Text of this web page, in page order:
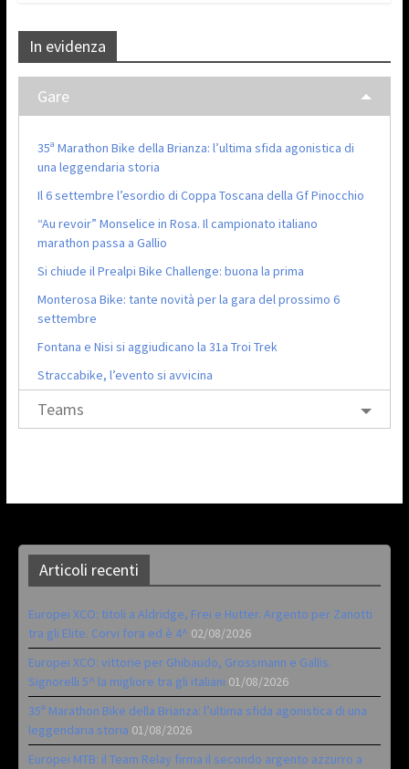
In evidenza
Gare
35ª Marathon Bike della Brianza: l’ultima sfida agonistica di
una leggendaria storia
Il 6 settembre l’esordio di Coppa Toscana della Gf Pinocchio
“Au revoir” Monselice in Rosa. Il campionato italiano
marathon passa a Gallio
Si chiude il Prealpi Bike Challenge: buona la prima
Monterosa Bike: tante novità per la gara del prossimo 6
settembre
Fontana e Nisi si aggiudicano la 31a Troi Trek
Straccabike, l’evento si avvicina
Teams
Articoli recenti
Europei XCO: titoli a Aldridge, Frei e Hutter. Argento per Zanotti
tra gli Elite. Corvi fora ed è 4^ 02/08/2026
Europei XCO: vittorie per Ghibaudo, Grossmann e Gallis.
Signorelli 5^ la migliore tra gli italiani 01/08/2026
35ª Marathon Bike della Brianza: l’ultima sfida agonistica di una
leggendaria storia 01/08/2026
Europei MTB: il Team Relay firma il secondo argento azzurro a